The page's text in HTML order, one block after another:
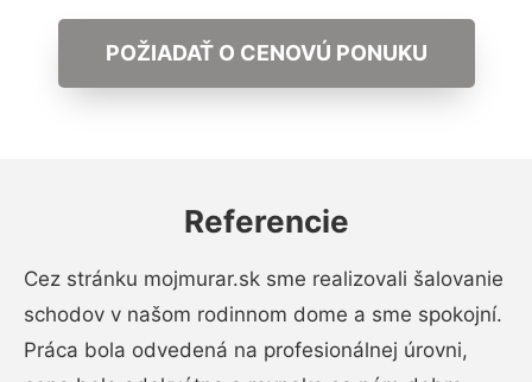
POŽIADAŤ O CENOVÚ PONUKU
Referencie
Cez stránku mojmurar.sk sme realizovali šalovanie
schodov v našom rodinnom dome a sme spokojní.
Práca bola odvedená na profesionálnej úrovni,